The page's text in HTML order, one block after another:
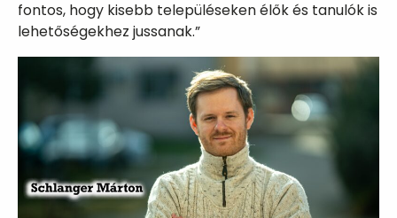
fontos, hogy kisebb településeken élők és tanulók is
lehetőségekhez jussanak.”